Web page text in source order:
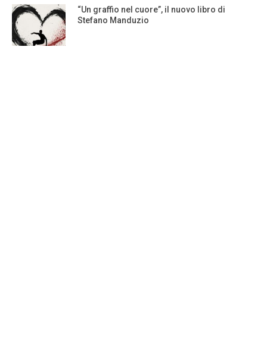
“Un graffio nel cuore”, il nuovo libro di
Stefano Manduzio